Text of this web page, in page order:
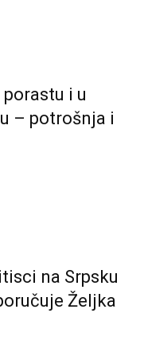
i u
– potrošnja i
na Srpsku
Željka